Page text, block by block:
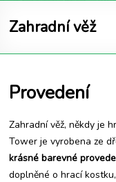
o
hrách
Zahradní věž
Provedení
Zahradní věž, někdy je
Tower je vyrobena ze
krásné barevné
doplněné o hrací